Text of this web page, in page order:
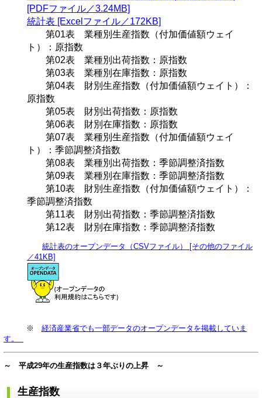
[PDFファイル／3.24MB]
統計表 [Excelファイル／172KB]
第01表 業種別生産指数（付加価値額ウェイ
ト）：原指数
第02表 業種別出荷指数：原指数
第03表 業種別在庫指数：原指数
第04表 財別生産指数（付加価値額ウェイト）：
原指数
第05表 財別出荷指数：原指数
第06表 財別在庫指数：原指数
第07表 業種別生産指数（付加価値額ウェイ
ト）：季節調整済指数
第08表 業種別出荷指数：季節調整済指数
第09表 業種別在庫指数：季節調整済指数
第10表 財別生産指数（付加価値額ウェイト）：
季節調整済指数
第11表 財別出荷指数：季節調整済指数
第12表 財別在庫指数：季節調整済指数
統計表のオープンデータ（CSVファイル） [その他のファイル
／41KB]
※ 経済産業省でも一部データのオープンデータを掲載していま
す。
～ 平成29年の生産指数は３年ぶりの上昇 ～
生産指数